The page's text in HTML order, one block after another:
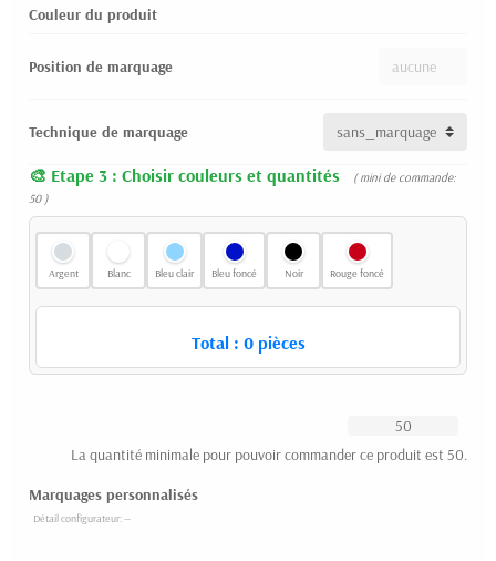
Couleur du produit
Position de marquage
Technique de marquage
Etape 3 : Choisir couleurs et quantités
( mini de commande:
50 )
Argent Blanc Bleu clair Bleu foncé Noir Rouge foncé
Total : 0pièces
La quantité minimale pour pouvoir commander ce produit est 50.
Marquages personnalisés